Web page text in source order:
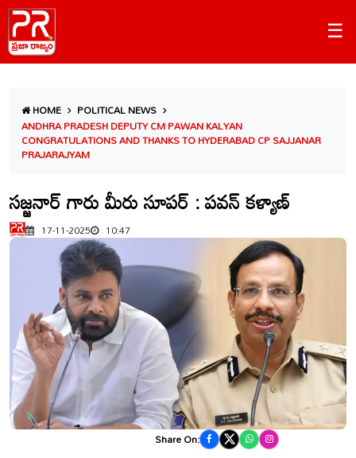
☰
HOME
POLITICAL NEWS
ANDHRA PRADESH DEPUTY CM PAWAN KALYAN
CONGRATULATIONS AND THANKS TO HYDERABAD CP SAJJANAR
PRAJARAJYAM
సజ్జనార్ గారు మీరు సూపర్ : పవన్ కళ్యాణ్
17-11-2025 10:47
Share On: